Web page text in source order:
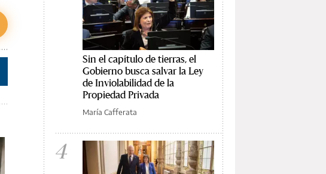
Sin el capítulo de tierras, el
Gobierno busca salvar la Ley
de Inviolabilidad de la
Propiedad Privada
María Cafferata
4